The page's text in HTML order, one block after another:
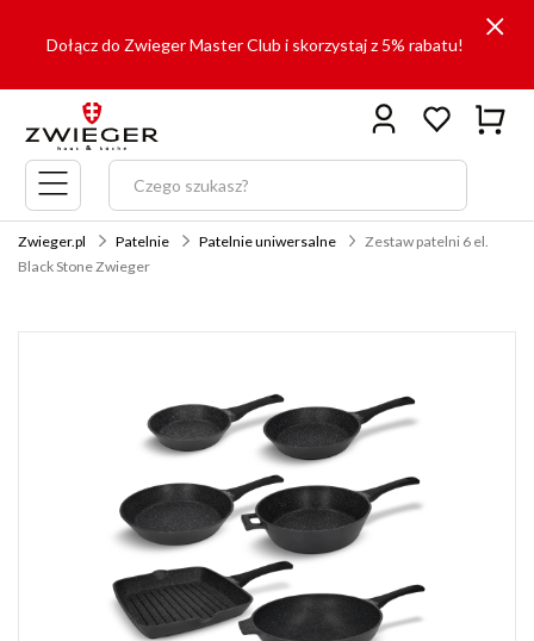
Dołącz do Zwieger Master Club i skorzystaj z 5% rabatu!
Menu
główne
Zwieger.pl Patelnie Patelnie uniwersalne
Zestaw patelni 6 el.
Black Stone Zwieger